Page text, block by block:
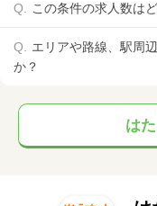
この条件の求人数は
エリアや路線、駅周
か？
は